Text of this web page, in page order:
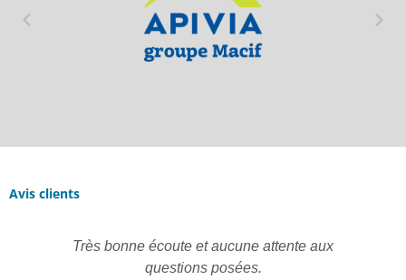
Avis clients
Très bonne écoute et aucune attente aux
questions posées.